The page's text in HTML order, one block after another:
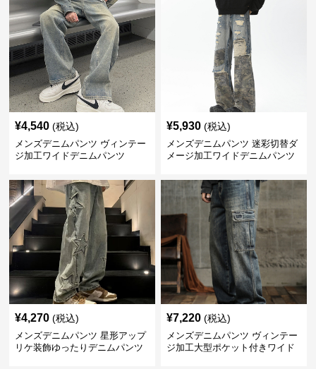
¥4,540 (税込)
メンズデニムパンツ ヴィンテー
ジ加工ワイドデニムパンツ
¥5,930 (税込)
メンズデニムパンツ 迷彩切替ダ
メージ加工ワイドデニムパンツ
¥4,270 (税込)
メンズデニムパンツ 星形アップ
リケ装飾ゆったりデニムパンツ
¥7,220 (税込)
メンズデニムパンツ ヴィンテー
ジ加工大型ポケット付きワイド